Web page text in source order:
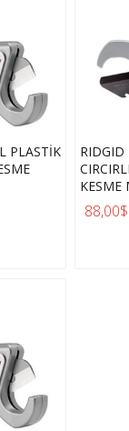
PLASTİK
RIDGID
KESME